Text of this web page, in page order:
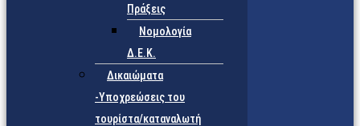
Πράξεις
Νομολογία
Δ.Ε.Κ.
Δικαιώματα
-Υποχρεώσεις του
τουρίστα/καταναλωτή